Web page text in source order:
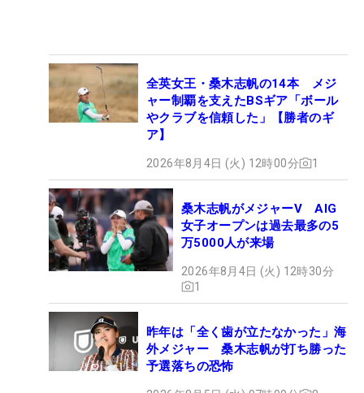
全英女王・桑木志帆の14本 メジ
ャー制覇を支えたBSギア「ボール
やクラブを信頼した」【勝者のギ
ア】
2026年8月4日 (火) 12時00分 1
桑木志帆がメジャーV AIG
女子オープンは過去最多の5
万5000人が来場
2026年8月4日 (火) 12時30分
1
昨年は「全く歯が立たなかった」海
外メジャー 桑木志帆が打ち勝った
予選落ちの恐怖